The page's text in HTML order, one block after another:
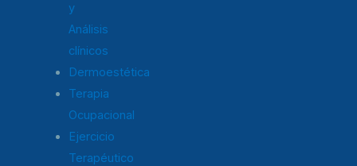
y
Análisis
clínicos
Dermoestética
Terapia
Ocupacional
Ejercicio
Terapéutico